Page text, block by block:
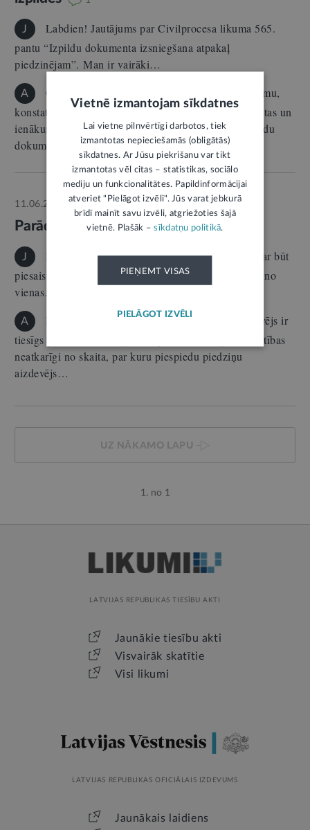
J
Labdien! Jautājums par Civilprocesa likuma 565.
pantu “Izpildu dokumenta izsniegšana atpakaļ
piedzinējam”. Man ir vairāki…
A
Civilprocesa likums nenoteic obligātu pienākumu,
konstatējot, ka attiecīgā posmā parādniekam nav mantas un
ienākumu, uz ko vērst piedziņu, izsniegt atpakaļ izpildu
dokumentu…
11.06.2025.E-KONSULTĀCIJA Atbild:Zaida Kalniņa
Parādu piedziņas kārtība 2
J
Labvakar! Sakiet, lūdzu, cik tiesu izpildītāju var būt
piesaistīti vienai personai un tās bankas kontam? Vai no
vienas…
A
Parādsaistības, kuras aizņēmējs nepilda, aizdevējs ir
tiesīgs piedzīt tiesas ceļā. Tādējādi ikvienas parādsaistības
neatkarīgi no skaita, par kuru piespiedu piedziņu
aizdevējs…
UZ NĀKAMO LAPU
1. no 1
LATVIJAS REPUBLIKAS TIESĪBU AKTI
Jaunākie tiesību akti
Visvairāk skatītie
Visi likumi
LATVIJAS REPUBLIKAS OFICIĀLAIS IZDEVUMS
Jaunākais laidiens
Vietnē izmantojam sīkdatnes
Lai vietne pilnvērtīgi darbotos, tiek
izmantotas nepieciešamās (obligātās)
sīkdatnes. Ar Jūsu piekrišanu var tikt
izmantotas vēl citas – statistikas, sociālo
mediju un funkcionalitātes. Papildinformācijai
atveriet "Pielāgot izvēli". Jūs varat jebkurā
brīdī mainīt savu izvēli, atgriežoties šajā
vietnē. Plašāk –sīkdatņu politikā.
PIEŅEMT VISAS
PIELĀGOT IZVĒLI